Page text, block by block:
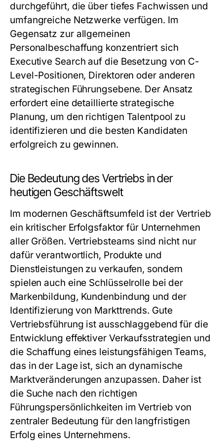
durchgeführt, die über tiefes Fachwissen und
umfangreiche Netzwerke verfügen. Im
Gegensatz zur allgemeinen
Personalbeschaffung konzentriert sich
Executive Search auf die Besetzung von C-
Level-Positionen, Direktoren oder anderen
strategischen Führungsebene. Der Ansatz
erfordert eine detaillierte strategische
Planung, um den richtigen Talentpool zu
identifizieren und die besten Kandidaten
erfolgreich zu gewinnen.
Die Bedeutung des Vertriebs in der
heutigen Geschäftswelt
Im modernen Geschäftsumfeld ist der Vertrieb
ein kritischer Erfolgsfaktor für Unternehmen
aller Größen. Vertriebsteams sind nicht nur
dafür verantwortlich, Produkte und
Dienstleistungen zu verkaufen, sondern
spielen auch eine Schlüsselrolle bei der
Markenbildung, Kundenbindung und der
Identifizierung von Markttrends. Gute
Vertriebsführung ist ausschlaggebend für die
Entwicklung effektiver Verkaufsstrategien und
die Schaffung eines leistungsfähigen Teams,
das in der Lage ist, sich an dynamische
Marktveränderungen anzupassen. Daher ist
die Suche nach den richtigen
Führungspersönlichkeiten im Vertrieb von
zentraler Bedeutung für den langfristigen
Erfolg eines Unternehmens.